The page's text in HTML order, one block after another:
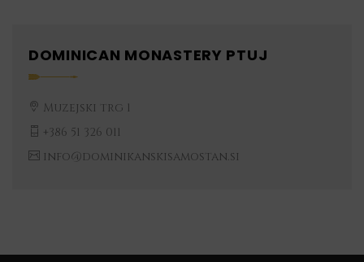
DOMINICAN MONASTERY PTUJ
Muzejski trg 1
+386 51 326 011
info@dominikanskisamostan.si